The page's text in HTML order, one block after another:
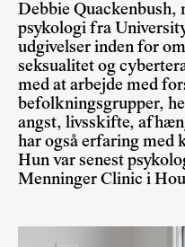
Debbie
psykologi fra
udgivelser inden for
seksualitet og
med at arbejde med
befolkningsgrupper,
angst, livsskifte,
har også erfaring med
Hun var senest
Menninger Clinic i